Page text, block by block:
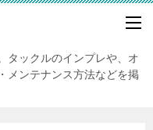
タックルのインプレや、オ
メンテナンス方法などを掲